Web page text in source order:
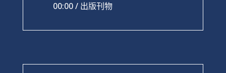
00:00 / 出版刊物